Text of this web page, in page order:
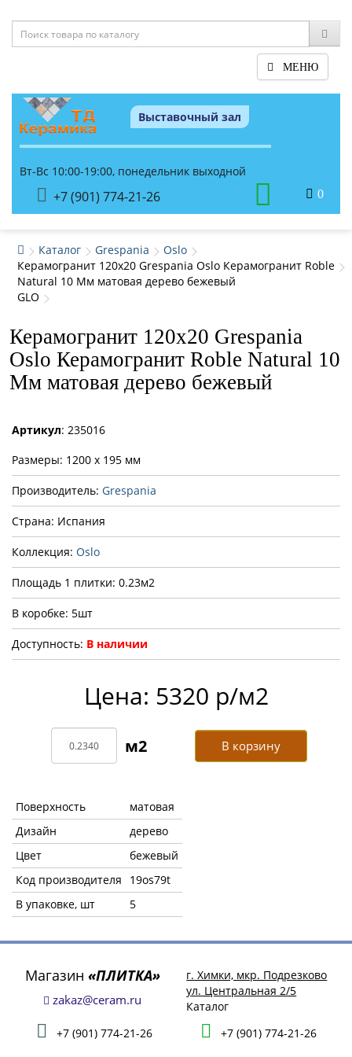
МЕНЮ
Выставочный зал
Вт-Вс 10:00-19:00, понедельник выходной
+7 (901) 774-21-26 0
Каталог Grespania
Oslo
Керамогранит 120x20 Grespania Oslo Керамогранит Roble
Natural 10 Мм матовая дерево бежевый
GLO
Керамогранит 120x20 Grespania
Oslo Керамогранит Roble Natural 10
Мм матовая дерево бежевый
Артикул: 235016
Размеры: 1200 x 195 мм
Производитель: Grespania
Страна: Испания
Коллекция: Oslo
Площадь 1 плитки: 0.23м2
В коробке: 5шт
Доступность: В наличии
Цена: 5320 р/м2
В корзину
Поверхность
матовая
Дизайн
дерево
Цвет
бежевый
Код производителя
19os79t
В упаковке, шт
5
Магазин «ПЛИТКА»
zakaz@ceram.ru
г. Химки, мкр. Подрезково
ул. Центральная 2/5
Каталог
+7 (901) 774-21-26
+7 (901) 774-21-26